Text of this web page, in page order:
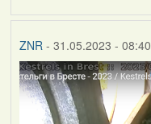
ZNR- 31.05.2023 - 08:40